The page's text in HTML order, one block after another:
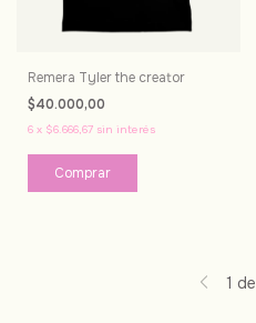
Remera Tyler the creator
$40.000,00
6 x $6.666,67 sin interés
Comprar
1 de